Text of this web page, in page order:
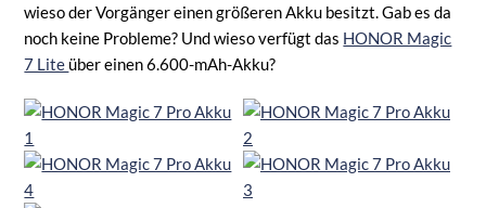
wieso der Vorgänger einen größeren Akku besitzt. Gab es da
noch keine Probleme? Und wieso verfügt das HONOR Magic
7 Lite über einen 6.600-mAh-Akku?